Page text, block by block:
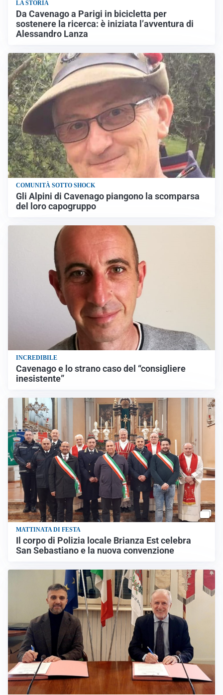
LA STORIA
Da Cavenago a Parigi in bicicletta per
sostenere la ricerca: è iniziata l’avventura di
Alessandro Lanza
COMUNITÀ SOTTO SHOCK
Gli Alpini di Cavenago piangono la scomparsa
del loro capogruppo
INCREDIBILE
Cavenago e lo strano caso del “consigliere
inesistente”
MATTINATA DI FESTA
Il corpo di Polizia locale Brianza Est celebra
San Sebastiano e la nuova convenzione